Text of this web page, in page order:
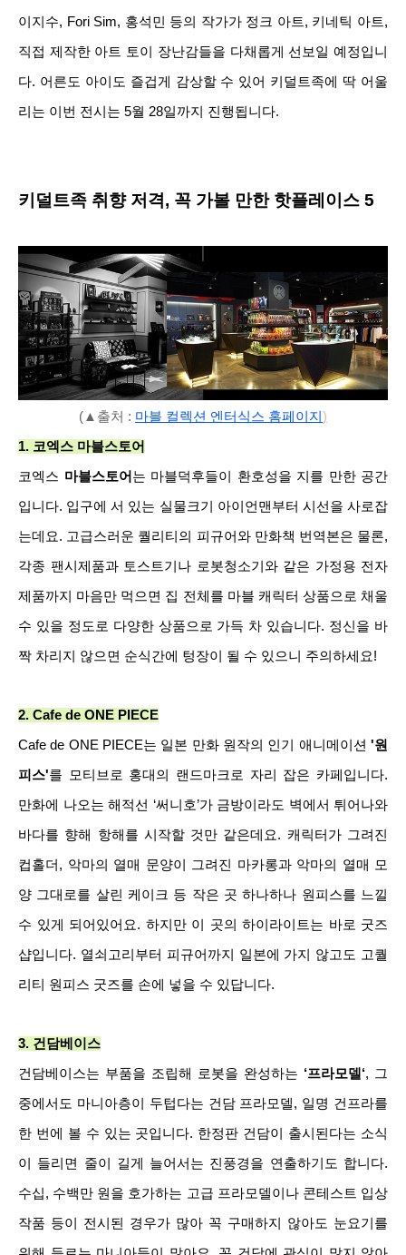
이지수, Fori Sim, 홍석민 등의 작가가 정크 아트, 키네틱 아트,
직접 제작한 아트 토이 장난감들을 다채롭게 선보일 예정입니
다. 어른도 아이도 즐겁게 감상할 수 있어 키덜트족에 딱 어울
리는 이번 전시는 5월 28일까지 진행됩니다.
키덜트족 취향 저격, 꼭 가볼 만한 핫플레이스 5
(▲출처 : 마블 컬렉션 엔터식스 홈페이지 )
1. 코엑스 마블스토어
코엑스 마블스토어 는 마블덕후들이 환호성을 지를 만한 공간
입니다. 입구에 서 있는 실물크기 아이언맨부터 시선을 사로잡
는데요. 고급스러운 퀄리티의 피규어와 만화책 번역본은 물론,
각종 팬시제품과 토스트기나 로봇청소기와 같은 가정용 전자
제품까지 마음만 먹으면 집 전체를 마블 캐릭터 상품으로 채울
수 있을 정도로 다양한 상품으로 가득 차 있습니다. 정신을 바
짝 차리지 않으면 순식간에 텅장이 될 수 있으니 주의하세요!
2. Cafe de ONE PIECE
Cafe de ONE PIECE는 일본 만화 원작의 인기 애니메이션 '원
피스'를 모티브로 홍대의 랜드마크로 자리 잡은 카페입니다.
만화에 나오는 해적선 ‘써니호’가 금방이라도 벽에서 튀어나와
바다를 향해 항해를 시작할 것만 같은데요. 캐릭터가 그려진
컵홀더, 악마의 열매 문양이 그려진 마카롱과 악마의 열매 모
양 그대로를 살린 케이크 등 작은 곳 하나하나 원피스를 느낄
수 있게 되어있어요. 하지만 이 곳의 하이라이트는 바로 굿즈
샵입니다. 열쇠고리부터 피규어까지 일본에 가지 않고도 고퀄
리티 원피스 굿즈를 손에 넣을 수 있답니다.
3. 건담베이스
건담베이스는 부품을 조립해 로봇을 완성하는 ‘프라모델‘, 그
중에서도 마니아층이 두텁다는 건담 프라모델, 일명 건프라를
한 번에 볼 수 있는 곳입니다. 한정판 건담이 출시된다는 소식
이 들리면 줄이 길게 늘어서는 진풍경을 연출하기도 합니다.
수십, 수백만 원을 호가하는 고급 프라모델이나 콘테스트 입상
작품 등이 전시된 경우가 많아 꼭 구매하지 않아도 눈요기를